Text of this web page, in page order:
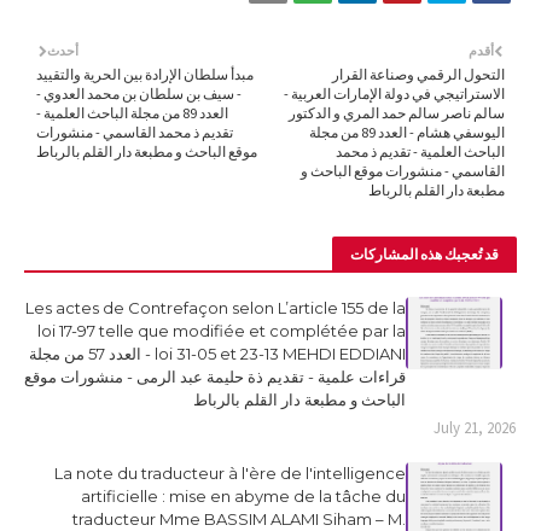
أحدث
مبدأ سلطان الإرادة بين الحرية والتقييد
- سيف بن سلطان بن محمد العدوي -
العدد 89 من مجلة الباحث العلمية -
تقديم ذ محمد القاسمي - منشورات
موقع الباحث و مطبعة دار القلم بالرباط
أقدم
التحول الرقمي وصناعة القرار
الاستراتيجي في دولة الإمارات العربية -
سالم ناصر سالم حمد المري و الدكتور
اليوسفي هشام - العدد 89 من مجلة
الباحث العلمية - تقديم ذ محمد
القاسمي - منشورات موقع الباحث و
مطبعة دار القلم بالرباط
قد تُعجبك هذه المشاركات
Les actes de Contrefaçon selon L’article 155 de la
loi 17-97 telle que modifiée et complétée par la
loi 31-05 et 23-13 MEHDI EDDIANI - العدد 57 من مجلة
قراءات علمية - تقديم ذة حليمة عبد الرمى - منشورات موقع
الباحث و مطبعة دار القلم بالرباط
July 21, 2026
La note du traducteur à l'ère de l'intelligence
artificielle : mise en abyme de la tâche du
traducteur Mme BASSIM ALAMI Siham – M.